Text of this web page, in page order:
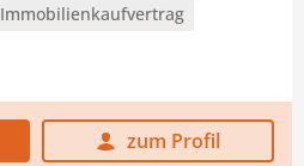
Immobilienkaufvertrag
zum Profil